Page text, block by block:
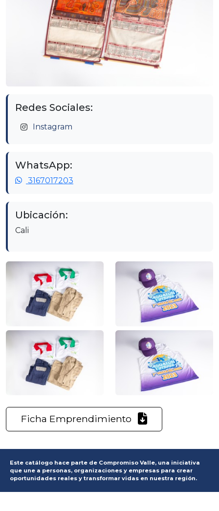
Redes Sociales:
Instagram
WhatsApp:
3167017203
Ubicación:
Cali
Ficha Emprendimiento
Este catálogo hace parte de Compromiso Valle, una iniciativa
que une a personas, organizaciones y empresas para crear
oportunidades reales y transformar vidas en nuestra región.